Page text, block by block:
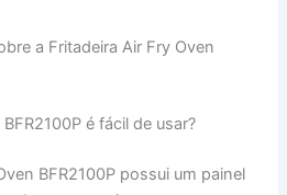
a Fritadeira Air Fry Oven
é fácil de usar?
BFR2100P possui um painel